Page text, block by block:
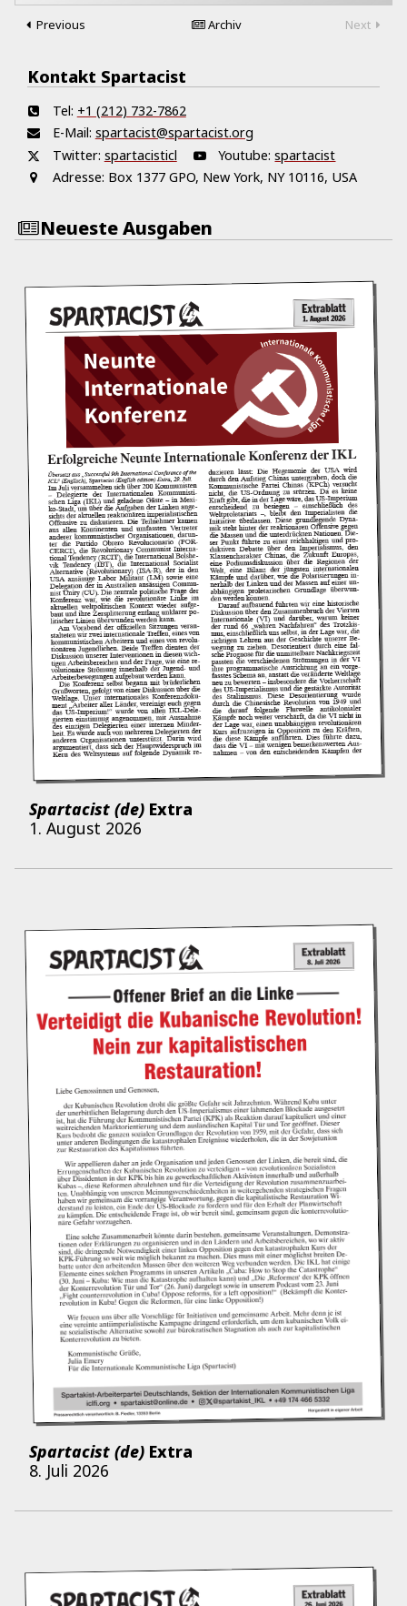
Previous Archiv Next
Kontakt Spartacist
Tel: +1 (212) 732-7862
E-Mail: spartacist@spartacist.org
Twitter: spartacisticl Youtube: spartacist
Adresse: Box 1377 GPO, New York, NY 10116, USA
Neueste Ausgaben
Spartacist (de) Extra
1. August 2026
Spartacist (de) Extra
8. Juli 2026